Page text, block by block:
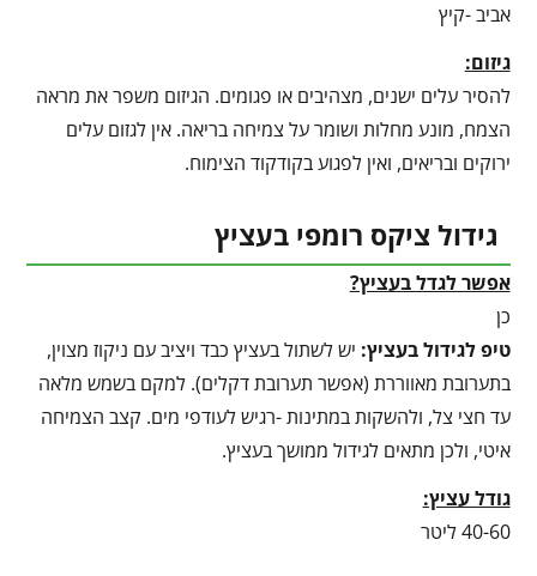
אביב -קיץ
גיזום:
להסיר עלים ישנים, מצהיבים או פגומים. הגיזום משפר את מראה
הצמח, מונע מחלות ושומר על צמיחה בריאה. אין לגזום עלים
ירוקים ובריאים, ואין לפגוע בקודקוד הצימוח.
גידול ציקס רומפי בעציץ
אפשר לגדל בעציץ?
כן
טיפ לגידול בעציץ: יש לשתול בעציץ כבד ויציב עם ניקוז מצוין,
בתערובת מאווררת (אפשר תערובת דקלים). למקם בשמש מלאה
עד חצי צל, ולהשקות במתינות -רגיש לעודפי מים. קצב הצמיחה
איטי, ולכן מתאים לגידול ממושך בעציץ.
גודל עציץ:
40-60 ליטר